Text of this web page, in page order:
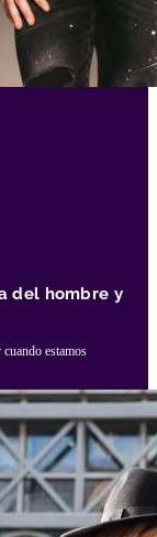
del hombre y
cuando estamos